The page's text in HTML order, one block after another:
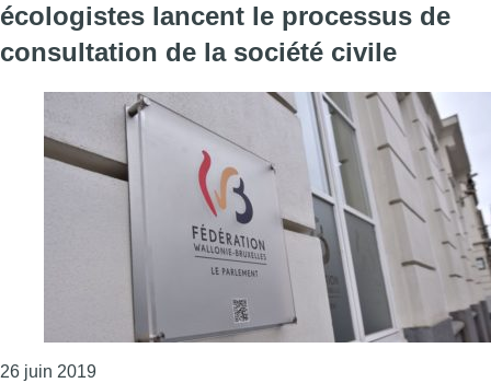
écologistes lancent le processus de
consultation de la société civile
26 juin 2019Consulter l'article "Gouvernement de la